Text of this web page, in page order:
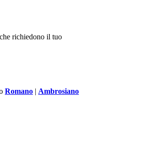
richiedono il tuo
Romano | Ambrosiano